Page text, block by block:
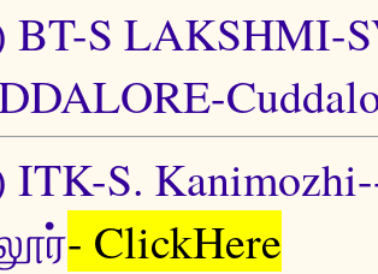
BT-S LAKSHMI-
ITK-S.
- ClickHere